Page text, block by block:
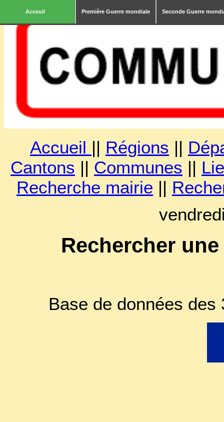
Acceuil Première Guerre mondiale Seconde Guerre
Accueil || Régions ||
Cantons || Communes ||
Recherche mairie ||
Rechercher
Base de données